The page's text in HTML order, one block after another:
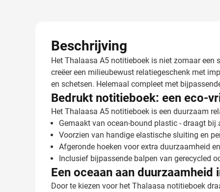
Beschrijving
Het Thalaasa A5 notitieboek is niet zomaar
creëer een milieubewust relatiegeschenk met
en schetsen. Helemaal compleet met
Bedrukt notitieboek: een eco-
Het Thalaasa A5 notitieboek is een duurzaam
Gemaakt van ocean-bound plastic - draagt bij
Voorzien van handige elastische sluiting en
Afgeronde hoeken voor extra duurzaamheid
Inclusief bijpassende balpen van gerecycled
Een oceaan aan
Door te kiezen voor het Thalaasa notitieboek